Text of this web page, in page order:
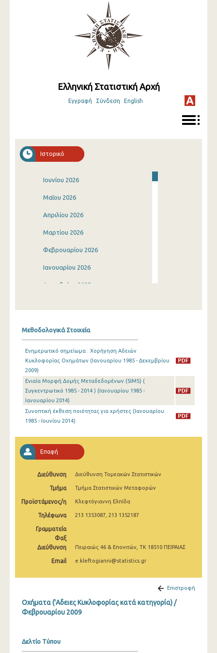
Ελληνική Στατιστική Αρχή
Εγγραφή Σύνδεση English
Ιστορικό
Ιουνίου 2026
Μαΐου 2026
Απριλίου 2026
Μαρτίου 2026
Φεβρουαρίου 2026
Ιανουαρίου 2026
Δεκεμβρίου 2025
Αυγούστου 2025
Ιουνίου 2025
Μαΐου 2025
Απριλίου 2025
Φεβρουαρίου 2025
Ιανουαρίου 2025
Νοεμβρίου 2024
Οκτωβρίου 2024
Σεπτεμβρίου 2024
Αυγούστου 2024
Ιουνίου 2024
Μαΐου 2024
Μεθοδολογικά Στοιχεία
Ενημερωτικό σημείωμα : Χορήγηση Αδειών
Κυκλοφορίας Οχημάτων (Ιανουαρίου 1985 - Δεκεμβρίου
2009)
Ενιαία Μορφή Δομής Μεταδεδομένων (SIMS) (
Συγκεντρωτικό 1985 - 2014 ) (Ιανουαρίου 1985 -
Ιανουαρίου 2014)
Συνοπτική έκθεση ποιότητας για χρήστες (Ιανουαρίου
1985 - Ιουνίου 2014)
Επαφή
Διεύθυνση Διεύθυνση Τομεακών Στατιστικών
Τμήμα Τμήμα Στατιστικών Μεταφορών
Προϊστάμενος/η Κλεφτόγιαννη Ελπίδα
Τηλέφωνα 213 1353087, 213 1352187
Γραμματεία
Φαξ
Διεύθυνση
Πειραιώς 46 & Επονιτών, ΤΚ 18510 ΠΕΙΡΑΙΑΣ
Email e.kleftogianni@statistics.gr
Επιστροφή
Οχήματα ('Αδειες Κυκλοφορίας κατά κατηγορία) /
Φεβρουαρίου 2009
Δελτίο Τύπου